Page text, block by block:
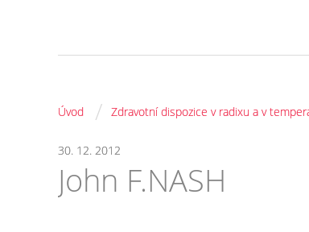
Úvod / Zdravotní dispozice v radixu a v
30. 12. 2012
John F.NASH